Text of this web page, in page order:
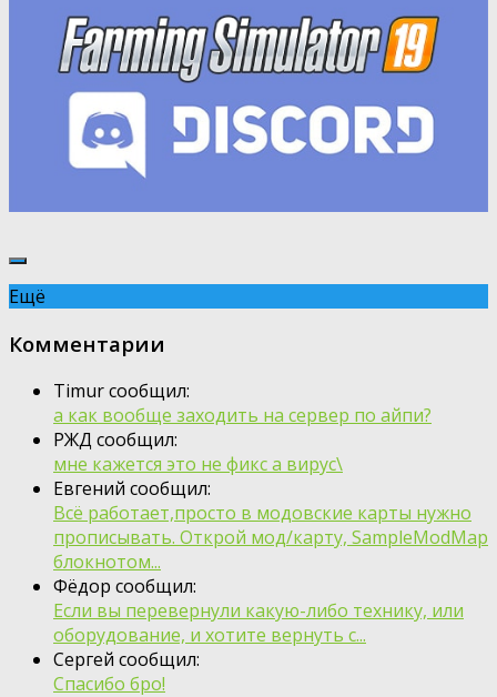
Ещё
Комментарии
Timur сообщил:
а как вообще заходить на сервер по айпи?
РЖД сообщил:
мне кажется это не фикс а вирус\
Евгений сообщил:
Всё работает,просто в модовские карты нужно
прописывать. Открой мод/карту, SampleModMap
блокнотом...
Фёдор сообщил:
Если вы перевернули какую-либо технику, или
оборудование, и хотите вернуть с...
Сергей сообщил:
Спасибо бро!